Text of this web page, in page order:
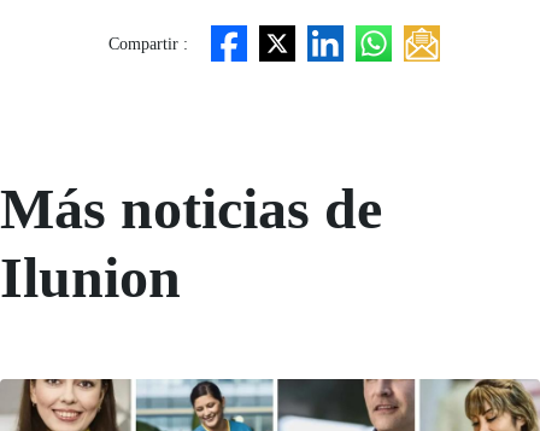
Compartir :
Más noticias de
Ilunion